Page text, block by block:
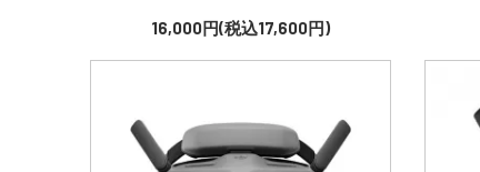
16,000円(税込17,600円)